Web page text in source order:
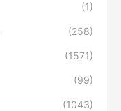
(1)
(258)
(1571)
(99)
(1043)